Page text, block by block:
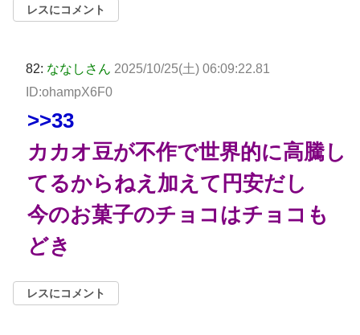
レスにコメント
82: ななしさん 2025/10/25(土) 06:09:22.81
ID:ohampX6F0
>>33
カカオ豆が不作で世界的に高騰し
てるからねえ加えて円安だし
今のお菓子のチョコはチョコも
どき
レスにコメント